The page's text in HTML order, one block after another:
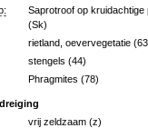
Saprotroof op kruidachtige
(Sk)
rietland, oevervegetatie
stengels (44)
Phragmites (78)
vrij zeldzaam (z)